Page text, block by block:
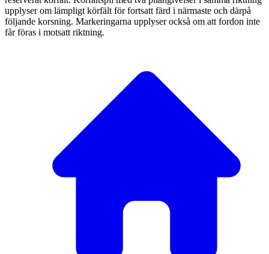
upplyser om lämpligt körfält för fortsatt färd i närmaste och därpå
följande korsning. Markeringarna upplyser också om att fordon inte
får föras i motsatt riktning.